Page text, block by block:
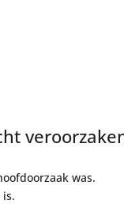
was.